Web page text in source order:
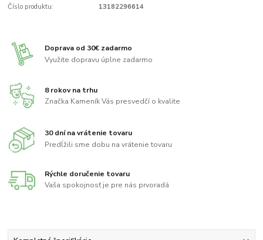
Číslo produktu: 13182296614
Doprava od 30€ zadarmo
Využite dopravu úplne zadarmo
8 rokov na trhu
Značka Kameník Vás presvedčí o kvalite
30 dní na vrátenie tovaru
Predĺžili sme dobu na vrátenie tovaru
Rýchle doručenie tovaru
Vaša spokojnosť je pre nás prvoradá